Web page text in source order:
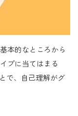
本的なところから
プに当てはまる
で、自己理解がグ